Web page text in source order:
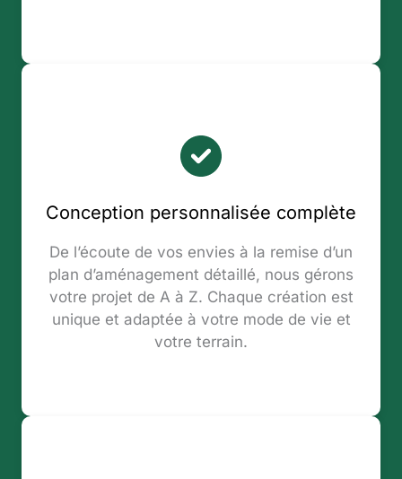
Conception personnalisée complète
De l’écoute de vos envies à la remise d’un
plan d’aménagement détaillé, nous gérons
votre projet de A à Z. Chaque création est
unique et adaptée à votre mode de vie et
votre terrain.